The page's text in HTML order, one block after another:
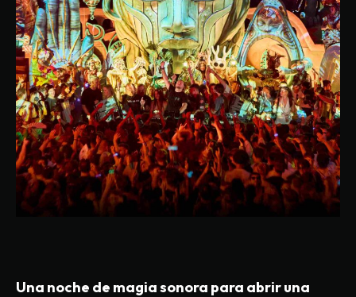
Una noche de magia sonora para abrir una